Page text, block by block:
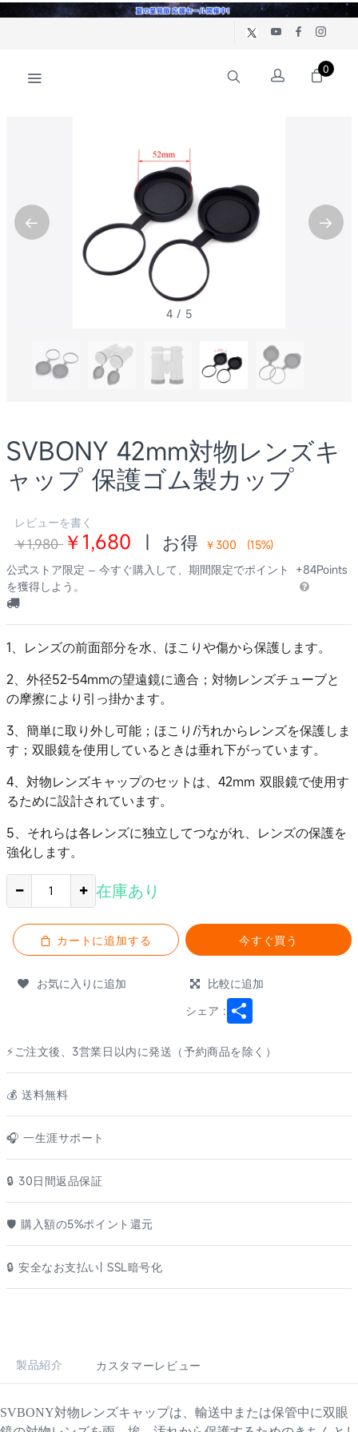
0
5 / 5
SVBONY 42mm対物レンズキ
ャップ 保護ゴム製カップ
レビューを書く
￥1,980 ￥1,680 | お得 ￥300 (15%)
公式ストア限定 – 今すぐ購入して、期間限定でポイント
を獲得しよう。
+84Points
1、レンズの前面部分を水、ほこりや傷から保護します。
2、外径52-54mmの望遠鏡に適合；対物レンズチューブと
の摩擦により引っ掛かます。
3、簡単に取り外し可能；ほこり/汚れからレンズを保護しま
す；双眼鏡を使用しているときは垂れ下がっています。
4、対物レンズキャップのセットは、42mm 双眼鏡で使用す
るために設計されています。
5、それらは各レンズに独立してつながれ、レンズの保護を
強化します。
在庫あり
カートに追加する 今すぐ買う
お気に入りに追加
比較に追加
シェア :
⚡ご注文後、3営業日以内に発送（予約商品を除く）
💰️ 送料無料
🎧 一生涯サポート
🔒 30日間返品保証
🛡️ 購入額の5%ポイント還元
🔒 安全なお支払い| SSL暗号化
製品紹介 カスタマーレビュー
SVBONY対物レンズキャップは、輸送中または保管中に双眼